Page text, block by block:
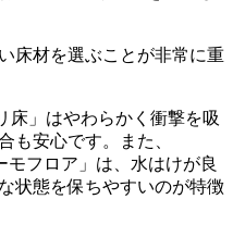
床材を選ぶことが非常に重
床」はやわらかく衝撃を吸
も安心です。また、
フロア」は、水はけが良
状態を保ちやすいのが特徴